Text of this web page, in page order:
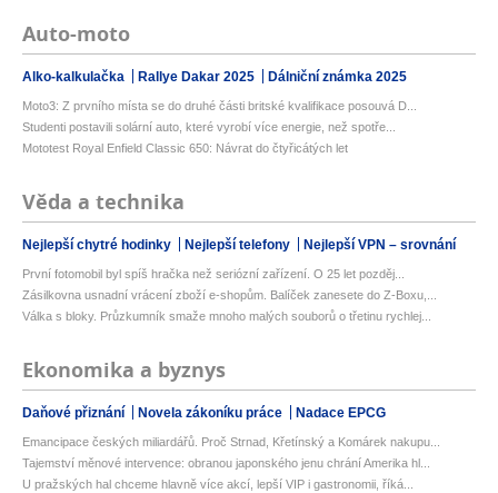
Auto-moto
Alko-kalkulačka Rallye Dakar 2025 Dálniční známka 2025
Moto3: Z prvního místa se do druhé části britské kvalifikace posouvá D...
Studenti postavili solární auto, které vyrobí více energie, než spotře...
Mototest Royal Enfield Classic 650: Návrat do čtyřicátých let
Věda a technika
Nejlepší chytré hodinky Nejlepší telefony Nejlepší VPN – srovnání
První fotomobil byl spíš hračka než seriózní zařízení. O 25 let pozděj...
Zásilkovna usnadní vrácení zboží e-shopům. Balíček zanesete do Z-Boxu,...
Válka s bloky. Průzkumník smaže mnoho malých souborů o třetinu rychlej...
Ekonomika a byznys
Daňové přiznání Novela zákoníku práce Nadace EPCG
Emancipace českých miliardářů. Proč Strnad, Křetínský a Komárek nakupu...
Tajemství měnové intervence: obranou japonského jenu chrání Amerika hl...
U pražských hal chceme hlavně více akcí, lepší VIP i gastronomii, říká...